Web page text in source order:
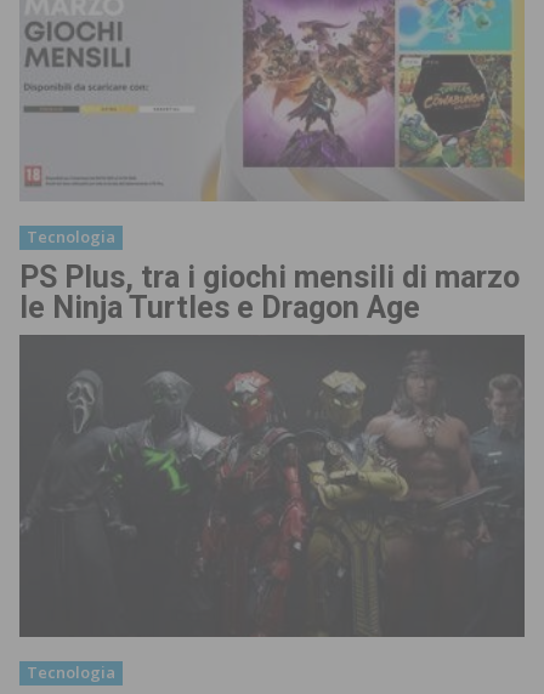
Tecnologia
PS Plus, tra i giochi mensili di marzo
le Ninja Turtles e Dragon Age
Tecnologia